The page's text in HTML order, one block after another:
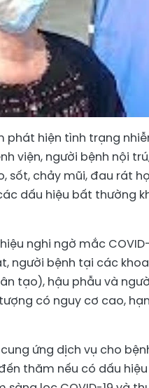
phát hiện tình trạng
viện, người bệnh nội
sốt, chảy mũi, đau rát
dấu hiệu bất thường
nghi ngờ mắc
người bệnh tại các
tạo), hậu phẫu và
có nguy cơ cao,
ứng dịch vụ cho
thăm nếu có dấu